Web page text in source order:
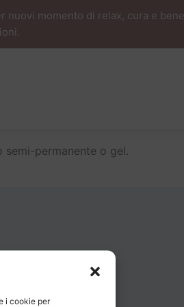
i cookie per
nuovi momento di relax, cura e
permanente o gel.